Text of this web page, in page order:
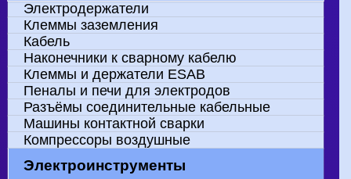
Электродержатели
Клеммы заземления
Кабель
Наконечники к сварному кабелю
Клеммы и держатели ESAB
Пеналы и печи для электродов
Разъёмы соединительные кабельные
Машины контактной сварки
Компрессоры воздушные
Электроинструменты